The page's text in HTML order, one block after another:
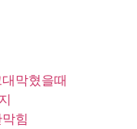
막혔을때
힘